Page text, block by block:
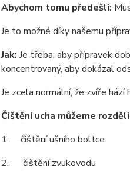
Abychom tomu předešli:
Je to možné díky našemu
Jak: Je třeba, aby přípravek
koncentrovaný, aby dokázal
Je zcela normální, že zvíře
Čištění ucha můžeme
1. čištění ušního boltce
2. čištění zvukovodu